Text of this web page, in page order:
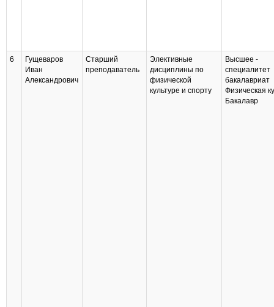
6
Гущеваров
Иван
Александрович
Старший
преподаватель
Элективные
дисциплины по
физической
культуре и спорту
Высшее -
специалитет
бакалавриат
Физическая
Бакалавр